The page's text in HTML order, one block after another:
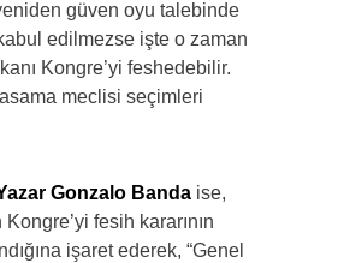
güven oyu talebinde
edilmezse işte o zaman
Kongre’yi feshedebilir.
meclisi seçimleri
Gonzalo Banda ise,
fesih kararının
işaret ederek, “Genel